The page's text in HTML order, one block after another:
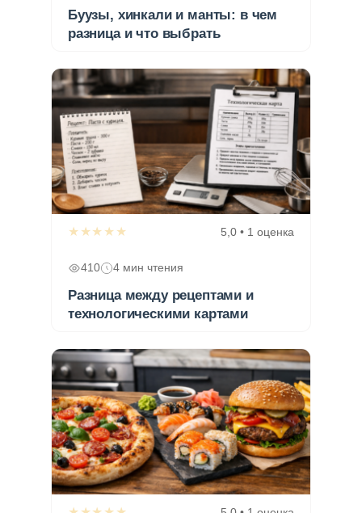
Буузы, хинкали и манты: в чем
разница и что выбрать
★★★★★ 5,0 • 1 оценка
410 4 мин чтения
Разница между рецептами и
технологическими картами